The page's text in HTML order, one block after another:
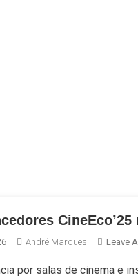
CineEco’25
André Marques Leave
por salas de cinema e